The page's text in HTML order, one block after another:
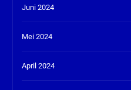
Juni 2024
Mei 2024
April 2024